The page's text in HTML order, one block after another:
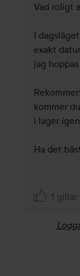
Vad roligt
I
exakt
jag
kommer
i lager
Ha det
1 gillar